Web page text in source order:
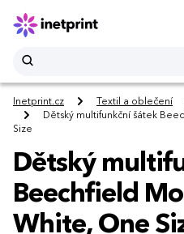
Inetprint.cz Textil a oblečení
Dětský multifunkční šátek
Size
Dětský
Beechfield
White, One